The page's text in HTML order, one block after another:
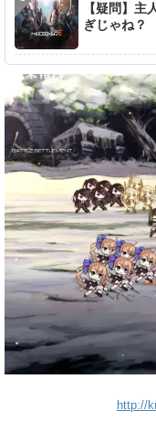
【疑問】
ぎじゃね？
http://